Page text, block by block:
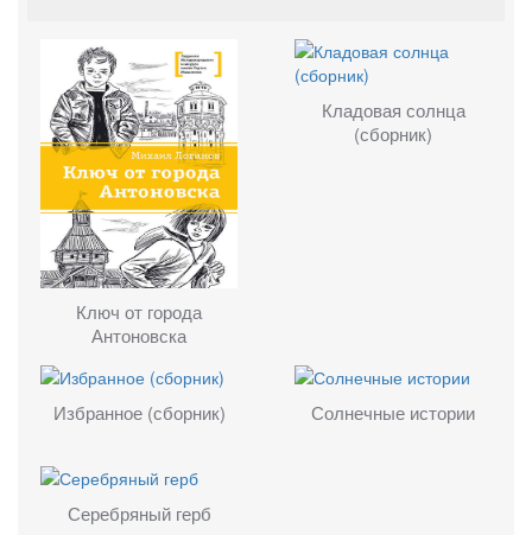
Ключ от города
Антоновска
Кладовая солнца
(сборник)
Избранное (сборник) Солнечные истории
Серебряный герб